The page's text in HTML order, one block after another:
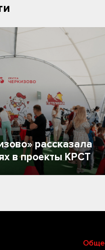
рассказала
в проекты КРСТ